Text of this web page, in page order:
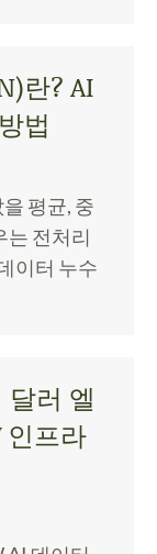
란? AI
법
평균, 중
는 전처리
이터 누수
달러 엘
인프라